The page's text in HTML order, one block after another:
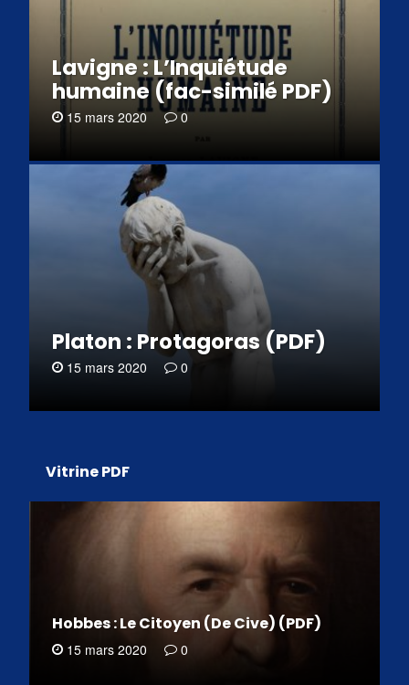
Lavigne : L’Inquiétude
humaine (fac-similé PDF)
15 mars 2020 0
Platon : Protagoras (PDF)
15 mars 2020 0
Vitrine PDF
Hobbes : Le Citoyen (De Cive) (PDF)
15 mars 2020 0